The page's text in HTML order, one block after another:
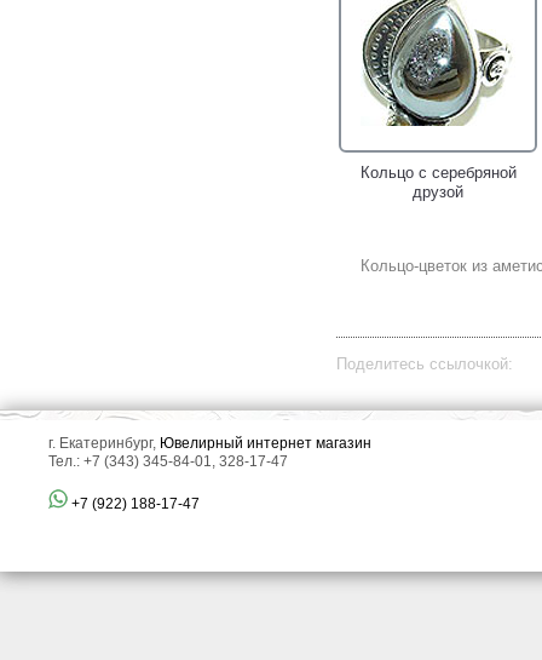
Кольцо с серебряной
друзой
Кольцо-цветок из
Поделитесь ссылочкой:
г. Екатеринбург, Ювелирный интернет магазин
Тел.: +7 (343) 345-84-01, 328-17-47
+7 (922) 188-17-47